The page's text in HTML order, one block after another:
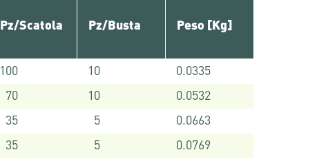
Pz/Scatola Pz/Busta Peso [Kg]
100 10
0.0335
70 10
0.0532
35 5
0.0663
35 5
0.0769